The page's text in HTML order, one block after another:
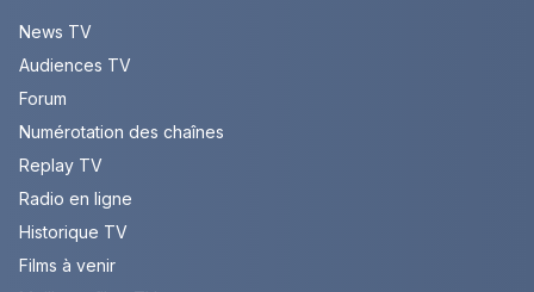
News TV
Audiences TV
Forum
Numérotation des chaînes
Replay TV
Radio en ligne
Historique TV
Films à venir